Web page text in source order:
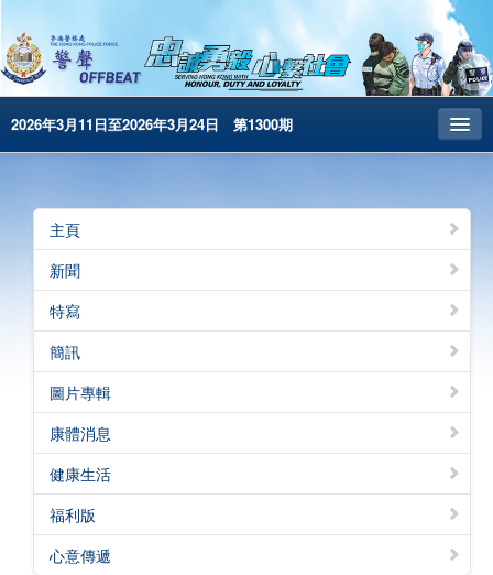
2026年3月11日至2026年3月24日 第1300期
昔日警聲
警務處主頁
简体版
English
電子書版
警聲特刊
主頁
新聞
特寫
簡訊
圖片專輯
康體消息
健康生活
福利版
心意傳遞